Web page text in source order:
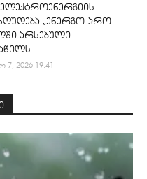
„ენერგო-პრო
არსებული
7, 2026 19:41